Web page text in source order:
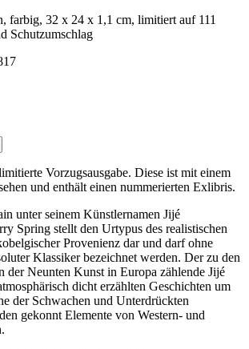
farbig, 32 x 24 x 1,1 cm, limitiert auf 111
Schutzumschlag
Vorzugsausgabe. Diese ist mit einem
und enthält einen nummerierten Exlibris.
unter seinem Künstlernamen Jijé
Spring stellt den Urtypus des realistischen
Provenienz dar und darf ohne
Klassiker bezeichnet werden. Der zu den
der Neunten Kunst in Europa zählende Jijé
dicht erzählten Geschichten um
der Schwachen und Unterdrückten
gekonnt Elemente von Western- und